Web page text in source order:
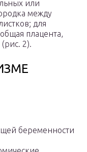
или
между
для
плацента,
2).
беременности